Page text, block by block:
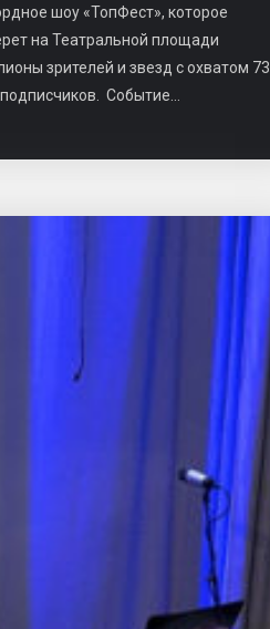
шоу «ТопФест», которое
на Театральной площади
зрителей и звезд с охватом 73
Событие...